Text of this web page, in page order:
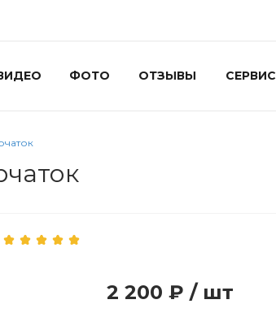
ФОТО ОТЗЫВЫ СЕРВИС
2 200 ₽ / шт